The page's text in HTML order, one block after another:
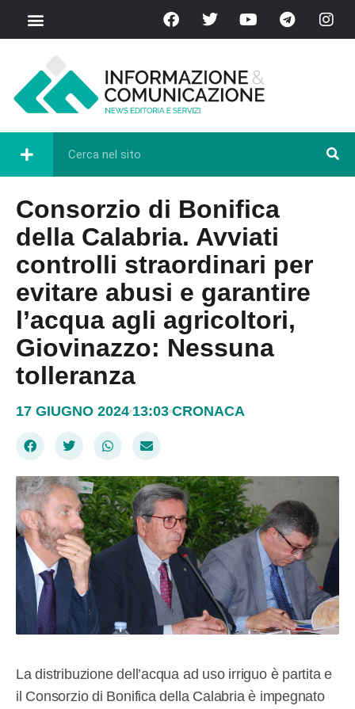
Consorzio di Bonifica
della Calabria. Avviati
controlli straordinari per
evitare abusi e garantire
l’acqua agli agricoltori,
Giovinazzo: Nessuna
tolleranza
17 GIUGNO 2024 13:03 CRONACA
La distribuzione dell’acqua ad uso irriguo è partita e
il Consorzio di Bonifica della Calabria è impegnato